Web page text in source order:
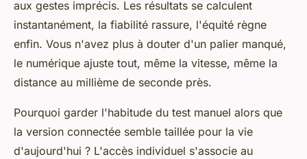
aux gestes imprécis. Les résultats se calculent
instantanément, la fiabilité rassure, l'équité règne
enfin. Vous n'avez plus à douter d'un palier manqué,
le numérique ajuste tout, même la vitesse, même la
distance au millième de seconde près.
Pourquoi garder l'habitude du test manuel alors que
la version connectée semble taillée pour la vie
d'aujourd'hui ? L'accès individuel s'associe au